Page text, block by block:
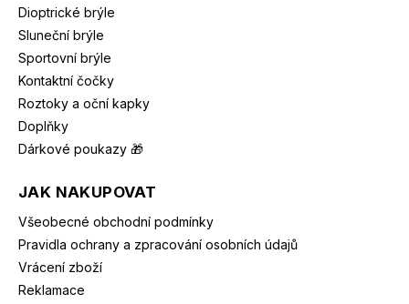
Dioptrické brýle
Sluneční brýle
Sportovní brýle
Kontaktní čočky
Roztoky a oční kapky
Doplňky
Dárkové poukazy 🎁
JAK NAKUPOVAT
Všeobecné obchodní podmínky
Pravidla ochrany a zpracování osobních údajů
Vrácení zboží
Reklamace